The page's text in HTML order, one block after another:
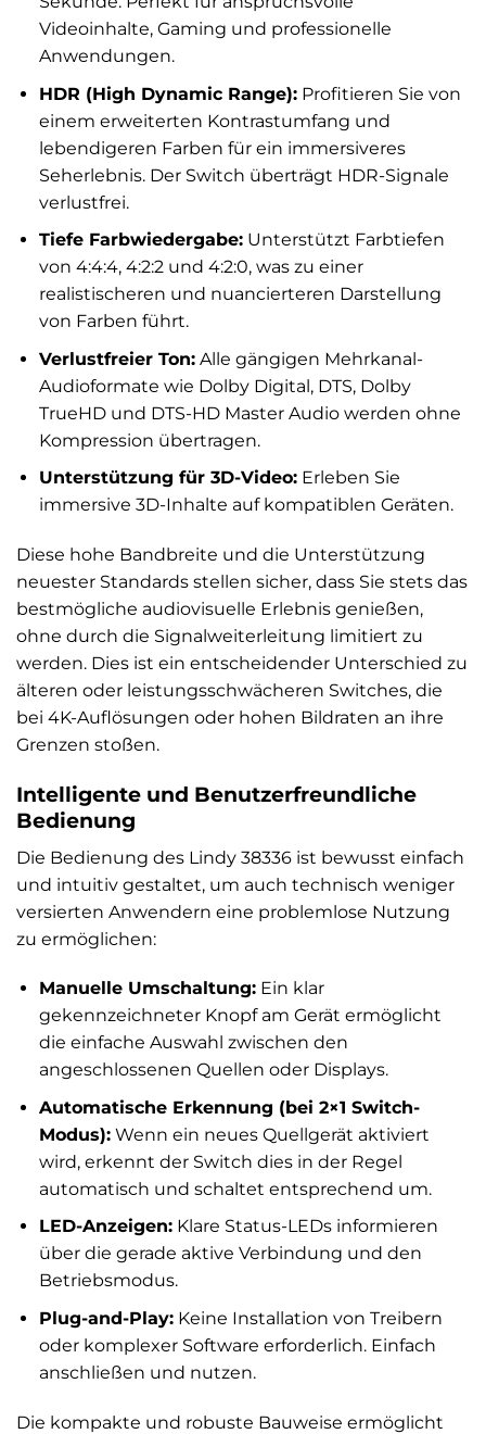
Videoinhalte, Gaming und professionelle
Anwendungen.
HDR (High Dynamic Range):Profitieren Sie von
einem erweiterten Kontrastumfang und
lebendigeren Farben für ein immersiveres
Seherlebnis. Der Switch überträgt HDR-Signale
verlustfrei.
Tiefe Farbwiedergabe:Unterstützt Farbtiefen
von 4:4:4, 4:2:2 und 4:2:0, was zu einer
realistischeren und nuancierteren Darstellung
von Farben führt.
Verlustfreier Ton:Alle gängigen Mehrkanal-
Audioformate wie Dolby Digital, DTS, Dolby
TrueHD und DTS-HD Master Audio werden ohne
Kompression übertragen.
Unterstützung für 3D-Video:Erleben Sie
immersive 3D-Inhalte auf kompatiblen Geräten.
Diese hohe Bandbreite und die Unterstützung
neuester Standards stellen sicher, dass Sie stets das
bestmögliche audiovisuelle Erlebnis genießen,
ohne durch die Signalweiterleitung limitiert zu
werden. Dies ist ein entscheidender Unterschied zu
älteren oder leistungsschwächeren Switches, die
bei 4K-Auflösungen oder hohen Bildraten an ihre
Grenzen stoßen.
Intelligente und Benutzerfreundliche
Bedienung
Die Bedienung des Lindy 38336 ist bewusst einfach
und intuitiv gestaltet, um auch technisch weniger
versierten Anwendern eine problemlose Nutzung
zu ermöglichen:
Manuelle Umschaltung:Ein klar
gekennzeichneter Knopf am Gerät ermöglicht
die einfache Auswahl zwischen den
angeschlossenen Quellen oder Displays.
Automatische Erkennung (bei 2×1 Switch-
Modus):Wenn ein neues Quellgerät aktiviert
wird, erkennt der Switch dies in der Regel
automatisch und schaltet entsprechend um.
LED-Anzeigen:Klare Status-LEDs informieren
über die gerade aktive Verbindung und den
Betriebsmodus.
Plug-and-Play:Keine Installation von Treibern
oder komplexer Software erforderlich. Einfach
anschließen und nutzen.
Die kompakte und robuste Bauweise ermöglicht